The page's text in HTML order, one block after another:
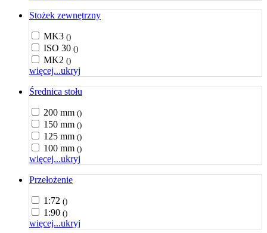
Stożek zewnętrzny
MK3 ()
ISO 30 ()
MK2 ()
więcej...ukryj
Średnica stołu
200 mm ()
150 mm ()
125 mm ()
100 mm ()
więcej...ukryj
Przełożenie
1:72 ()
1:90 ()
więcej...ukryj